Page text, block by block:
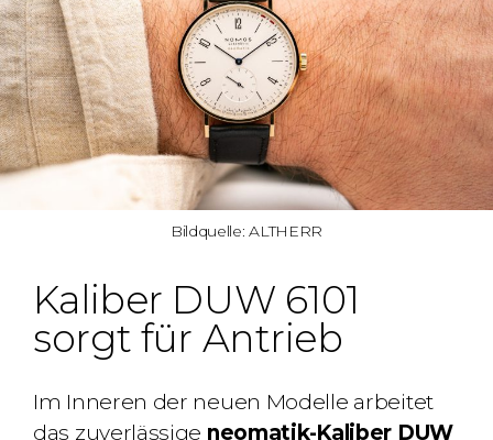
Bildquelle: ALTHERR
Kaliber DUW 6101
sorgt für Antrieb
Im Inneren der neuen Modelle arbeitet
das zuverlässige neomatik-Kaliber DUW